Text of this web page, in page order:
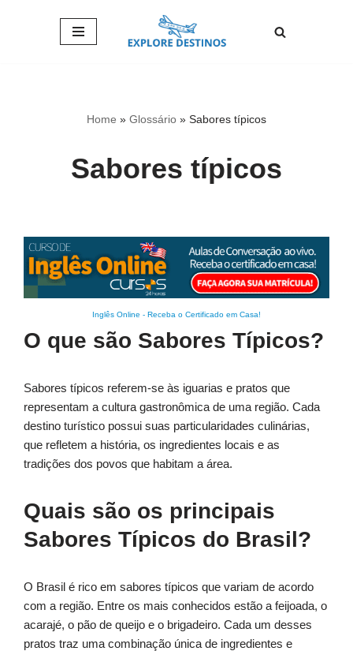
Home » Glossário » Sabores típicos
Sabores típicos
Inglês Online - Receba o Certificado em Casa!
O que são Sabores Típicos?
Sabores típicos referem-se às iguarias e pratos que
representam a cultura gastronômica de uma região. Cada
destino turístico possui suas particularidades culinárias,
que refletem a história, os ingredientes locais e as
tradições dos povos que habitam a área.
Quais são os principais
Sabores Típicos do Brasil?
O Brasil é rico em sabores típicos que variam de acordo
com a região. Entre os mais conhecidos estão a feijoada, o
acarajé, o pão de queijo e o brigadeiro. Cada um desses
pratos traz uma combinação única de ingredientes e